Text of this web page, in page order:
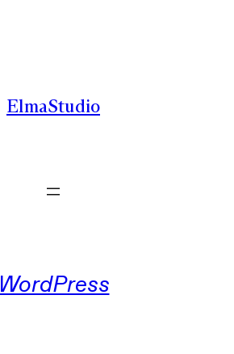
ElmaStudio
WordPress